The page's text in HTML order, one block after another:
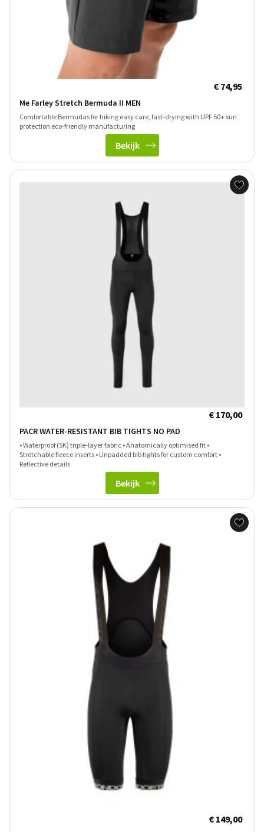
€ 74,95
Me Farley Stretch Bermuda II MEN
Comfortable Bermudas for hiking easy care, fast-drying with UPF 50+ sun
protection eco-friendly manufacturing
Bekijk
€ 170,00
PACR WATER-RESISTANT BIB TIGHTS NO PAD
• Waterproof (5K) triple-layer fabric • Anatomically optimised fit •
Stretchable fleece inserts • Unpadded bib tights for custom comfort •
Reflective details
Bekijk
€ 149,00